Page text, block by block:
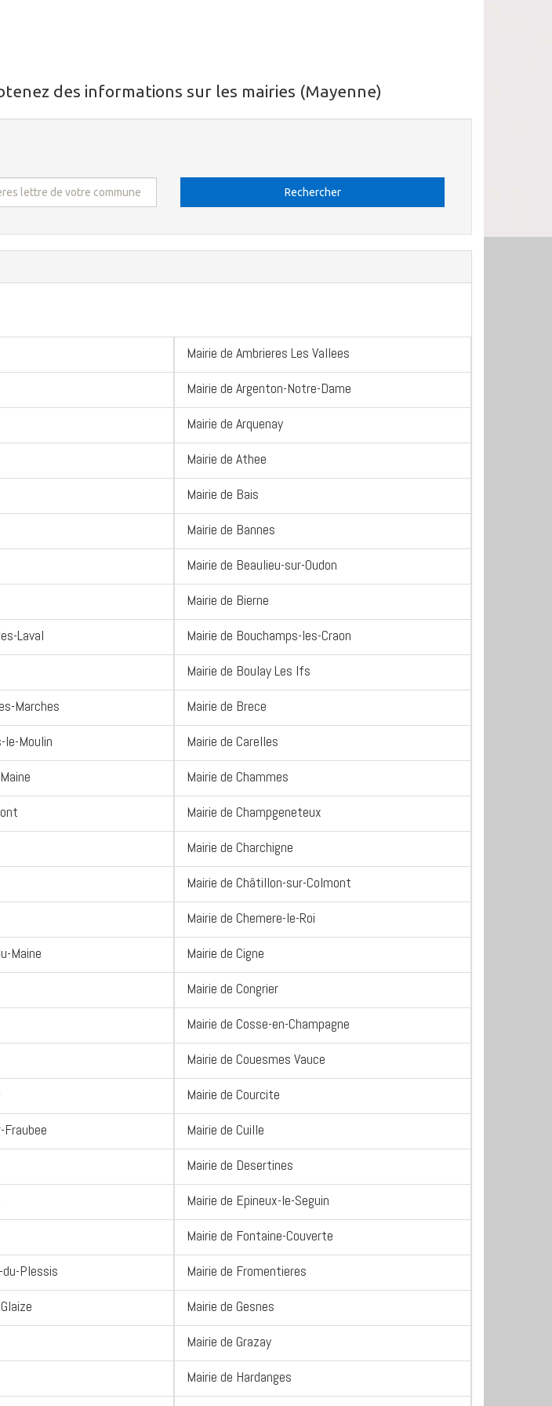
des informations sur les mairies (Mayenne)
Rechercher
Mairie de Ambrieres Les Vallees
Mairie de Argenton-Notre-Dame
Mairie de Arquenay
Mairie de Athee
Mairie de Bais
Mairie de Bannes
Mairie de Beaulieu-sur-Oudon
Mairie de Bierne
Laval
Mairie de Bouchamps-les-Craon
Mairie de Boulay Les Ifs
Marches
Mairie de Brece
le-Moulin
Mairie de Carelles
Mairie de Chammes
Mairie de Champgeneteux
Mairie de Charchigne
Mairie de Châtillon-sur-Colmont
Mairie de Chemere-le-Roi
Maine
Mairie de Cigne
Mairie de Congrier
Mairie de Cosse-en-Champagne
Mairie de Couesmes Vauce
Mairie de Courcite
Fraubee
Mairie de Cuille
Mairie de Desertines
Mairie de Epineux-le-Seguin
Mairie de Fontaine-Couverte
Plessis
Mairie de Fromentieres
Mairie de Gesnes
Mairie de Grazay
Mairie de Hardanges